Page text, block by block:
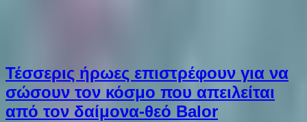
Τέσσερις ήρωες επιστρέφουν για να
σώσουν τον κόσμο που απειλείται
από τον δαίμονα-θεό Balor